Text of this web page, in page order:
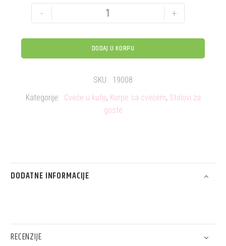
- +
DODAJ U KORPU
SKU: 19008
Kategorije: Cveće u kutiji, Korpe sa cvećem, Stolovi za
goste
DODATNE INFORMACIJE
RECENZIJE